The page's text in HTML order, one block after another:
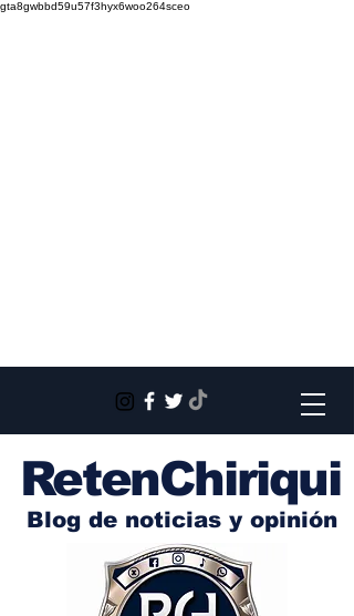
gta8gwbbd59u57f3hyx6woo264sceo
RetenChiriqui
Blog de noticias y opinión